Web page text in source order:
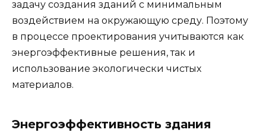
задачу создания зданий с минимальным
воздействием на окружающую среду. Поэтому
в процессе проектирования учитываются как
энергоэффективные решения, так и
использование экологически чистых
материалов.
Энергоэффективность здания